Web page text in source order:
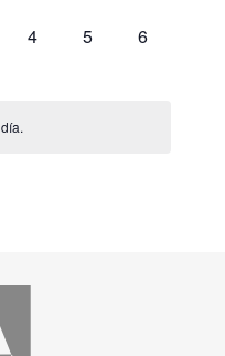
0 eventos,
4 0 eventos,
5 0 eventos,
6